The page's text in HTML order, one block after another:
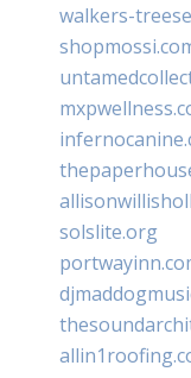
walkers-
solslite.org